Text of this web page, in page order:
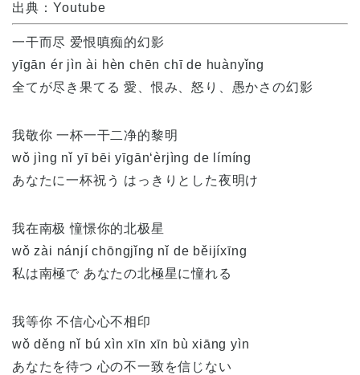
出典：Youtube
一干而尽 爱恨嗔痴的幻影
yīgān ér jìn ài hèn chēn chī de huànyǐng
全てが尽き果てる 愛、恨み、怒り、愚かさの幻影
我敬你 一杯一干二净的黎明
wǒ jìng nǐ yī bēi yīgān‘èrjìng de límíng
あなたに一杯祝う はっきりとした夜明け
我在南极 憧憬你的北极星
wǒ zài nánjí chōngjǐng nǐ de běijíxīng
私は南極で あなたの北極星に憧れる
我等你 不信心心不相印
wǒ děng nǐ bú xìn xīn xīn bù xiāng yìn
あなたを待つ 心の不一致を信じない